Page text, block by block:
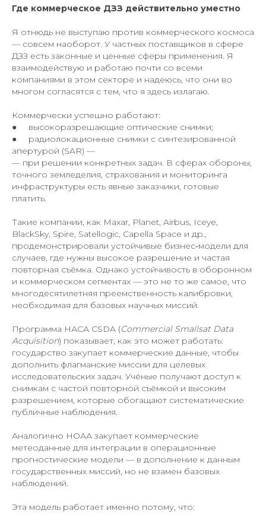
Где коммерческое ДЗЗ действительно уместно
Я отнюдь не выступаю против коммерческого космоса
— совсем наоборот. У частных поставщиков в сфере
ДЗЗ есть законные и ценные сферы применения. Я
взаимодействую и работаю почти со всеми
компаниями в этом секторе и надеюсь, что они во
многом согласятся с тем, что я здесь излагаю.
Коммерчески успешно работают:
● высокоразрешающие оптические снимки;
● радиолокационные снимки с синтезированной
апертурой (SAR) —
— при решении конкретных задач. В сферах обороны,
точного земледелия, страхования и мониторинга
инфраструктуры есть явные заказчики, готовые
платить.
Такие компании, как Maxar, Planet, Airbus, Iceye,
BlackSky, Spire, Satellogic, Capella Space и др.,
продемонстрировали устойчивые бизнес‑модели для
случаев, где нужны высокое разрешение и частая
повторная съёмка. Однако устойчивость в оборонном
и коммерческом сегментах — это не то же самое, что
многодесятилетняя преемственность калибровки,
необходимая для базовых научных миссий.
Программа НАСА CSDA (Commercial Smallsat Data
Acquisition) показывает, как это может работать:
государство закупает коммерческие данные, чтобы
дополнить флагманские миссии для целевых
исследовательских задач. Учёные получают доступ к
снимкам с частой повторной съёмкой и высоким
разрешением, которые обогащают систематические
публичные наблюдения.
Аналогично НОАА закупает коммерческие
метеоданные для интеграции в операционные
прогностические модели — в дополнение к данным
государственных миссий, но не взамен базовых
наблюдений.
Эта модель работает именно потому, что: